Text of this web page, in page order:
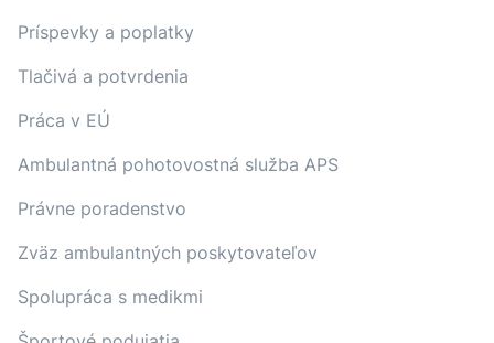
Príspevky a poplatky
Tlačivá a potvrdenia
Práca v EÚ
Ambulantná pohotovostná služba APS
Právne poradenstvo
Zväz ambulantných poskytovateľov
Spolupráca s medikmi